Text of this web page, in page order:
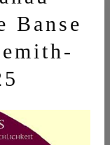
Banse